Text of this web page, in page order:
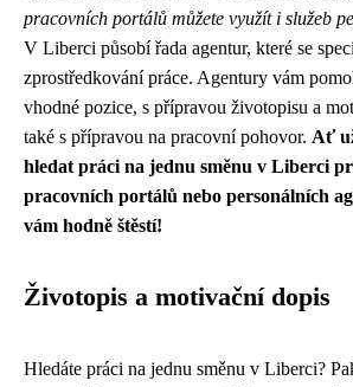
pracovních portálů můžete využít i služeb
V Liberci působí řada agentur, které se
zprostředkování práce. Agentury vám
vhodné pozice, s přípravou životopisu a
také s přípravou na pracovní pohovor. Ať
hledat práci na jednu směnu v Liberci
pracovních portálů nebo personálních
vám hodně štěstí!
Životopis a motivační dopis
Hledáte práci na jednu směnu v Liberci?